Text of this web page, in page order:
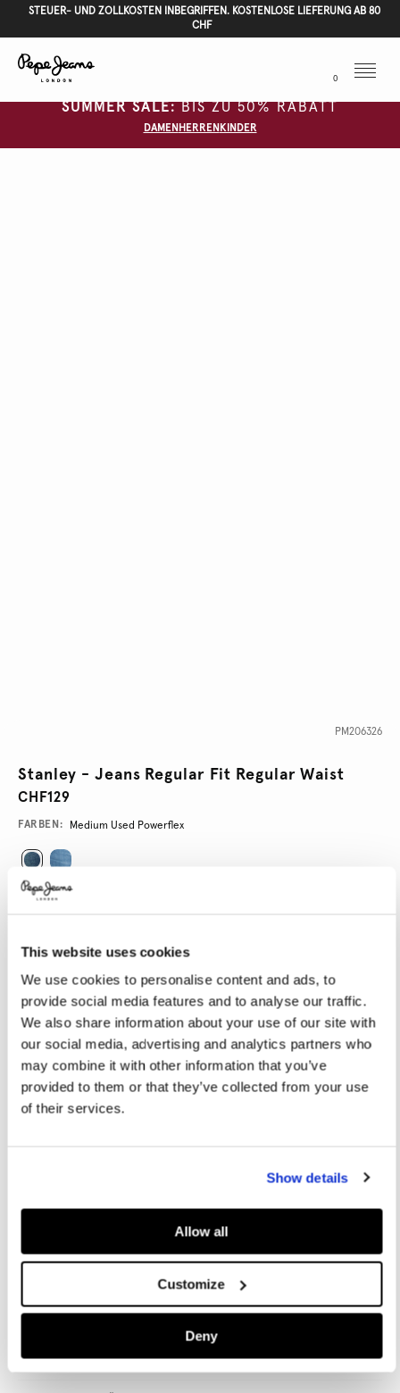
This website uses cookies
We use cookies to personalise content and ads, to
provide social media features and to analyse our traffic.
We also share information about your use of our site with
our social media, advertising and analytics partners who
may combine it with other information that you’ve
provided to them or that they’ve collected from your use
of their services.
Show details
Allow all
Customize
Deny
STEUER- UND ZOLLKOSTEN INBEGRIFFEN. KOSTENLOSE LIEFERUNG AB 80
CHF
0
Menu
SUMMER SALE:BIS ZU 50% RABATT
DAMEN HERREN KINDER
PM206326
Stanley - Jeans Regular Fit Regular Waist
CHF129
Variations
FARBEN: Medium Used Powerflex
38 40
LÄNGE AUSWÄHLEN:
Model trägt: 32x32Größe des Models: 1.87 m
Lieferung in 3-5
Kostenlose lieferung ab CHF80. Kostenlose
ARTIKEL DETAILS